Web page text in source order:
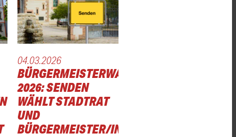
04.03.2026
BÜRGERMEISTERWAHL
2026: SENDEN
WÄHLT STADTRAT
UND
BÜRGERMEISTER/IN